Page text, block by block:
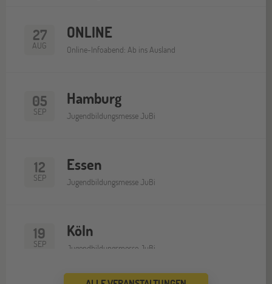
27
AUG
ONLINE
Online-Infoabend: Ab ins Ausland
05
SEP
Hamburg
Jugendbildungsmesse JuBi
12
SEP
Essen
Jugendbildungsmesse JuBi
19
SEP
Köln
Jugendbildungsmesse JuBi